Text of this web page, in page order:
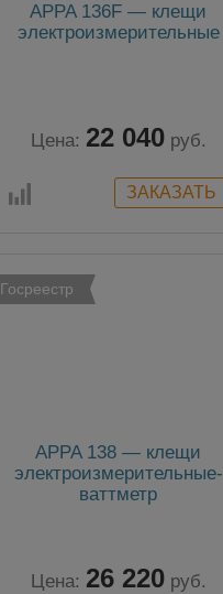
APPA 136F — клещи
электроизмерительные
Цена: 22 040 руб.
Госреестр
APPA 138 — клещи
электроизмерительные-
ваттметр
Цена: 26 220 руб.